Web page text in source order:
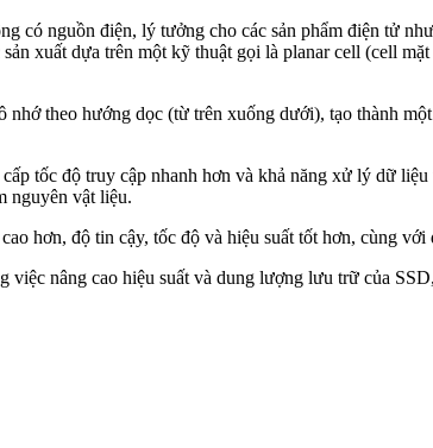
nguồn điện, lý tưởng cho các sản phẩm điện tử
xuất dựa trên một kỹ thuật gọi là planar cell (cell
theo hướng dọc (từ trên xuống dưới), tạo thành
tốc độ truy cập nhanh hơn và khả năng xử lý dữ
nguyên vật liệu.
hơn, độ tin cậy, tốc độ và hiệu suất tốt hơn, cùng với
nâng cao hiệu suất và dung lượng lưu trữ của